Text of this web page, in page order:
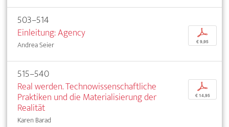
503–514
Einleitung: Agency
Andrea Seier
p
€ 9,95
515–540
Real werden. Technowissenschaftliche
Praktiken und die Materialisierung der
Realität
Karen Barad
p
€ 14,95